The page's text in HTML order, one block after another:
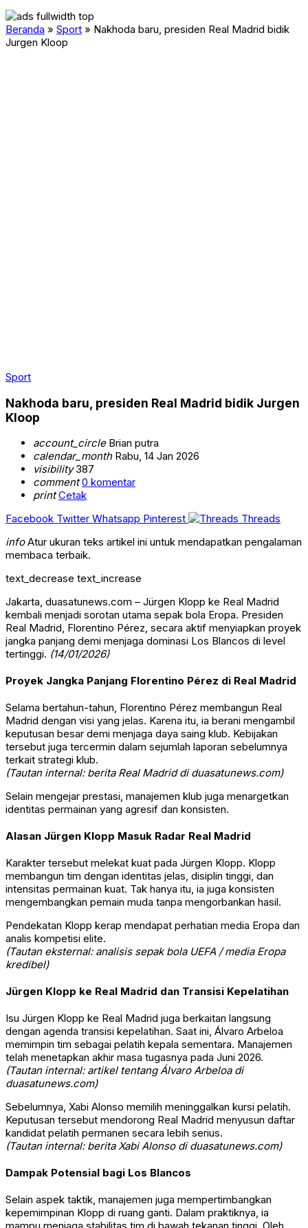
Beranda » Sport » Nakhoda baru, presiden Real Madrid bidik
Jurgen Kloop
Sport
Nakhoda baru, presiden Real Madrid bidik Jurgen
Kloop
account_circleBrian putra
calendar_monthRabu, 14 Jan 2026
visibility387
comment 0 komentar
print Cetak
Facebook Twitter Whatsapp Pinterest
Threads
infoAtur ukuran teks artikel ini untuk mendapatkan pengalaman
membaca terbaik.
text_decrease text_increase
Jakarta, duasatunews.com – Jürgen Klopp ke Real Madrid
kembali menjadi sorotan utama sepak bola Eropa. Presiden
Real Madrid, Florentino Pérez, secara aktif menyiapkan proyek
jangka panjang demi menjaga dominasi Los Blancos di level
tertinggi. (14/01/2026)
Proyek Jangka Panjang Florentino Pérez di Real Madrid
Selama bertahun-tahun, Florentino Pérez membangun Real
Madrid dengan visi yang jelas. Karena itu, ia berani mengambil
keputusan besar demi menjaga daya saing klub. Kebijakan
tersebut juga tercermin dalam sejumlah laporan sebelumnya
terkait strategi klub.
(Tautan internal: berita Real Madrid di duasatunews.com)
Selain mengejar prestasi, manajemen klub juga menargetkan
identitas permainan yang agresif dan konsisten.
Alasan Jürgen Klopp Masuk Radar Real Madrid
Karakter tersebut melekat kuat pada Jürgen Klopp. Klopp
membangun tim dengan identitas jelas, disiplin tinggi, dan
intensitas permainan kuat. Tak hanya itu, ia juga konsisten
mengembangkan pemain muda tanpa mengorbankan hasil.
Pendekatan Klopp kerap mendapat perhatian media Eropa dan
analis kompetisi elite.
(Tautan eksternal: analisis sepak bola UEFA / media Eropa
kredibel)
Jürgen Klopp ke Real Madrid dan Transisi Kepelatihan
Isu Jürgen Klopp ke Real Madrid juga berkaitan langsung
dengan agenda transisi kepelatihan. Saat ini, Álvaro Arbeloa
memimpin tim sebagai pelatih kepala sementara. Manajemen
telah menetapkan akhir masa tugasnya pada Juni 2026.
(Tautan internal: artikel tentang Álvaro Arbeloa di
duasatunews.com)
Sebelumnya, Xabi Alonso memilih meninggalkan kursi pelatih.
Keputusan tersebut mendorong Real Madrid menyusun daftar
kandidat pelatih permanen secara lebih serius.
(Tautan internal: berita Xabi Alonso di duasatunews.com)
Dampak Potensial bagi Los Blancos
Selain aspek taktik, manajemen juga mempertimbangkan
kepemimpinan Klopp di ruang ganti. Dalam praktiknya, ia
mampu menjaga stabilitas tim di bawah tekanan tinggi. Oleh